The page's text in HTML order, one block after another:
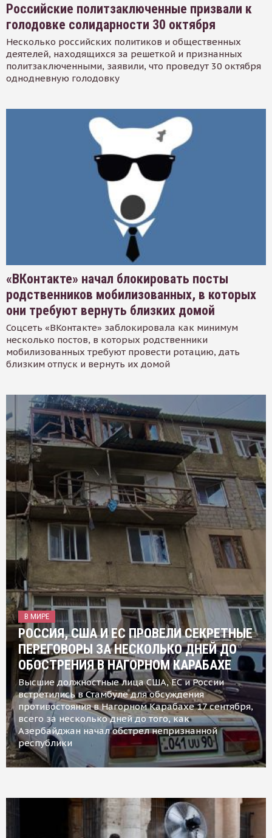
Российские политзаключенные призвали к
голодовке солидарности 30 октября
Несколько российских политиков и общественных
деятелей, находящихся за решеткой и признанных
политзаключенными, заявили, что проведут 30 октября
однодневную голодовку
«ВКонтакте» начал блокировать посты
родственников мобилизованных, в которых
они требуют вернуть близких домой
Соцсеть «ВКонтакте» заблокировала как минимум
несколько постов, в которых родственники
мобилизованных требуют провести ротацию, дать
близким отпуск и вернуть их домой
В МИРЕ
РОССИЯ, США И ЕС ПРОВЕЛИ СЕКРЕТНЫЕ
ПЕРЕГОВОРЫ ЗА НЕСКОЛЬКО ДНЕЙ ДО
ОБОСТРЕНИЯ В НАГОРНОМ КАРАБАХЕ
Высшие должностные лица США, ЕС и России
встретились в Стамбуле для обсуждения
противостояния в Нагорном Карабахе 17 сентября,
всего за несколько дней до того, как
Азербайджан начал обстрел непризнанной
республики